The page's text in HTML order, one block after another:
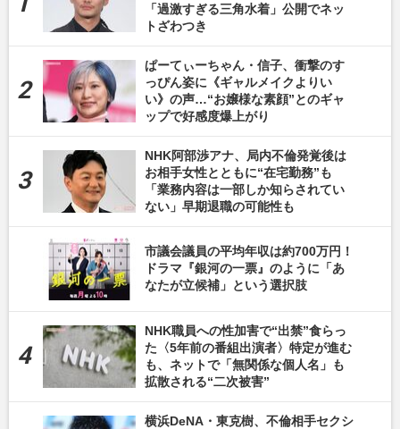
「過激すぎる三角水着」公開でネッ
トざわつき
ぱーてぃーちゃん・信子、衝撃のす
っぴん姿に《ギャルメイクよりい
い》の声…“お嬢様な素顔”とのギャ
ップで好感度爆上がり
NHK阿部渉アナ、局内不倫発覚後は
お相手女性とともに“在宅勤務”も
「業務内容は一部しか知らされてい
ない」早期退職の可能性も
市議会議員の平均年収は約700万円！
ドラマ『銀河の一票』のように「あ
なたが立候補」という選択肢
NHK職員への性加害で“出禁”食らっ
た〈5年前の番組出演者〉特定が進む
も、ネットで「無関係な個人名」も
拡散される“二次被害”
横浜DeNA・東克樹、不倫相手セクシ